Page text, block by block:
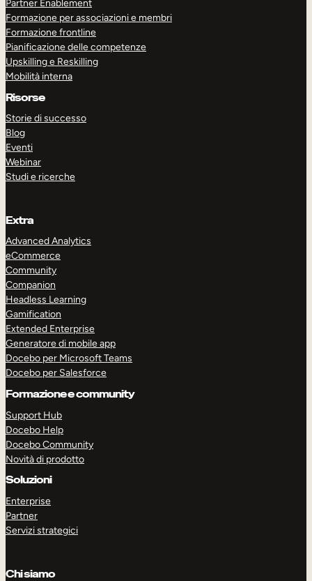
Partner Enablement
Formazione per associazioni e membri
Formazione frontline
Pianificazione delle competenze
Upskilling e Reskilling
Mobilità interna
Risorse
Storie di successo
Blog
Eventi
Webinar
Studi e ricerche
Extra
Advanced Analytics
eCommerce
Community
Companion
Headless Learning
Gamification
Extended Enterprise
Generatore di mobile app
Docebo per Microsoft Teams
Docebo per Salesforce
Formazione e community
Support Hub
Docebo Help
Docebo Community
Novità di prodotto
Soluzioni
Enterprise
Partner
Servizi strategici
Chi siamo